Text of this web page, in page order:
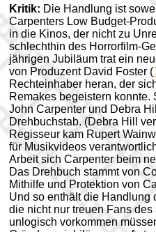
Kritik: Die Handlung ist
Carpenters Low Budget-
in die Kinos, der nicht zu
schlechthin des Horrorfilm-
jährigen Jubiläum trat ein
von Produzent David Foster (
Rechteinhaber heran, der
Remakes begeistern
John Carpenter und Debra
Drehbuchstab. (Debra Hill
Regisseur kam Rupert
für Musikvideos
Arbeit sich Carpenter beim
Das Drehbuch stammt von
Mithilfe und Protektion von
Und so enthält die Handlung
die nicht nur treuen Fans
unlogisch vorkommen